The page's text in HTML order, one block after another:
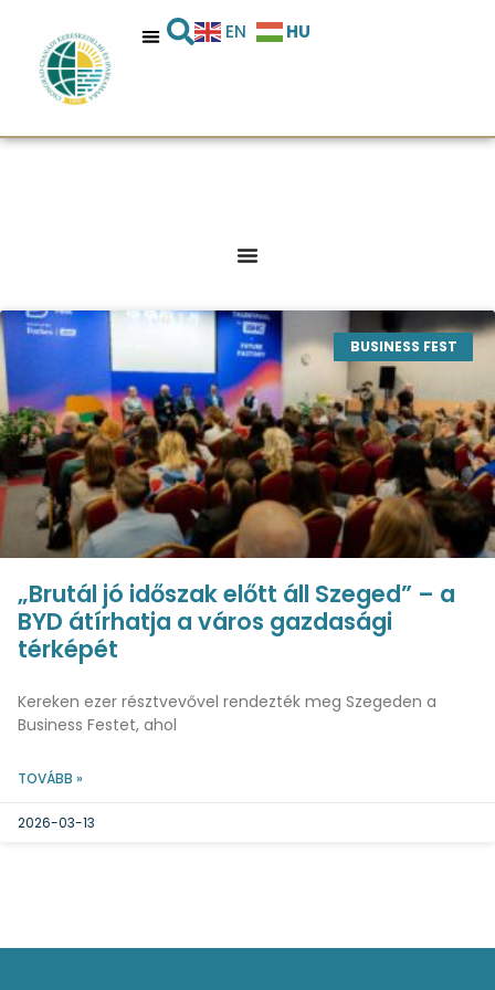
EN HU
BUSINESS FEST
„Brutál jó időszak előtt áll Szeged” – a
BYD átírhatja a város gazdasági
térképét
Kereken ezer résztvevővel rendezték meg Szegeden a
Business Festet, ahol
TOVÁBB »
2026-03-13